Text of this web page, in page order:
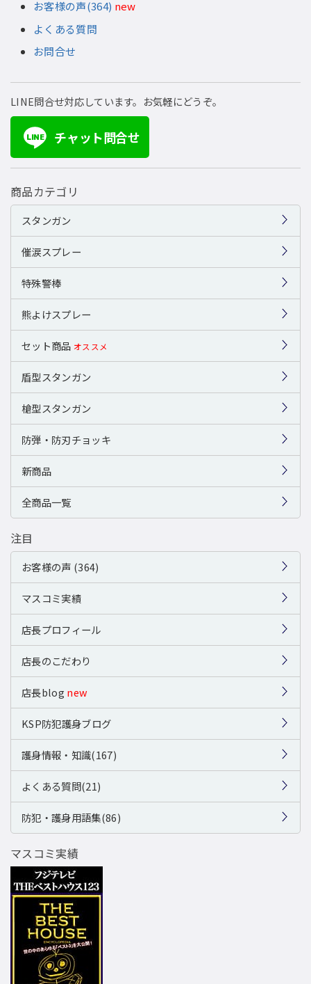
お客様の声(364) new
よくある質問
お問合せ
LINE問合せ対応しています。お気軽にどうぞ。
LINE チャット問合せ
商品カテゴリ
スタンガン
催涙スプレー
特殊警棒
熊よけスプレー
セット商品 オススメ
盾型スタンガン
槍型スタンガン
防弾・防刃チョッキ
新商品
全商品一覧
注目
お客様の声 (364)
マスコミ実績
店長プロフィール
店長のこだわり
店長blog new
KSP防犯護身ブログ
護身情報・知識(167)
よくある質問(21)
防犯・護身用語集(86)
マスコミ実績